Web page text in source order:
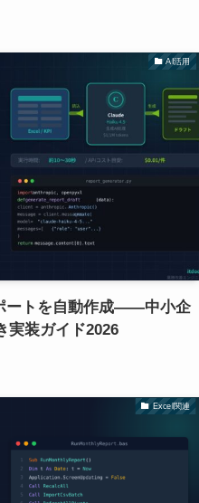
AI活用
ートを自動作成——中小企
実装ガイド2026
Excel関連